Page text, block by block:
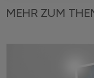
MEHR ZUM